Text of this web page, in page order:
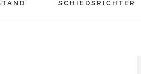
SCHIEDSRICHTER